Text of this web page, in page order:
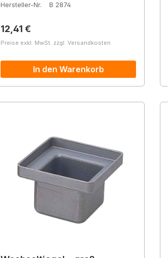
Hersteller-Nr.
B 2874
Regulärer Preis:
12,41 €
Preise exkl. MwSt. zzgl. Versandkosten
In den Warenkorb